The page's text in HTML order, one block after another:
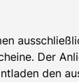
Der
den